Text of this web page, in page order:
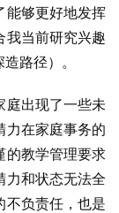
能够更好地发挥
我当前研究兴趣
路径）。
庭出现了一些未
力在家庭事务的
的教学管理要求
力和状态无法全
不负责任，也是